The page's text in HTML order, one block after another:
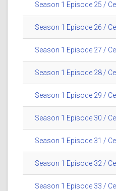
Season 1 Episode 25 /
Season 1 Episode 26 /
Season 1 Episode 27 /
Season 1 Episode 28 /
Season 1 Episode 29 /
Season 1 Episode 30 /
Season 1 Episode 31 /
Season 1 Episode 32 /
Season 1 Episode 33 /